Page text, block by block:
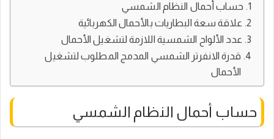
حساب أحمال النظام الشمسي
علاقة سعة البطاريات بالأحمال الكهربائية
عدد الألواح الشمسية اللازمة لتشغيل الأحمال
قدرة الانفرتر الشمسي المدمج المطلوب لتشغيل
الأحمال
حساب أحمال النظام الشمسي